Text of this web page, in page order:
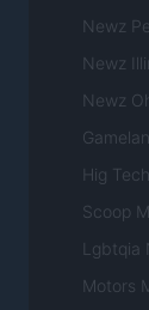
Newz
Newz
Newz
Hig
Scoop
Lgbtqia
Motors